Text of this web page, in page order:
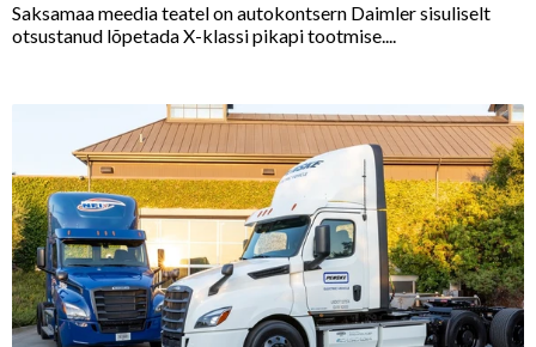
Saksamaa meedia teatel on autokontsern Daimler sisuliselt
otsustanud lõpetada X-klassi pikapi tootmise....